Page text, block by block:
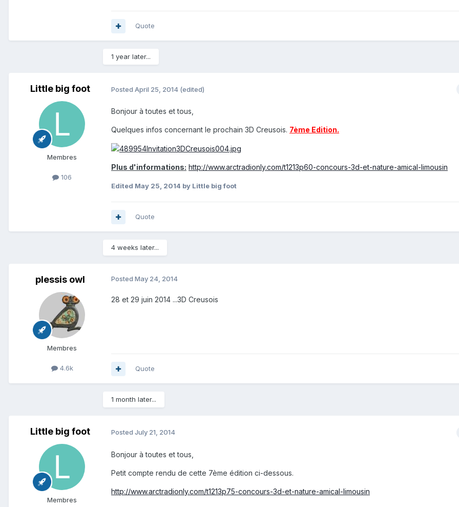
Quote
1 year later...
Little big foot
Membres
106
Posted April 25, 2014 (edited)
Bonjour à toutes et tous,
Quelques infos concernant le prochain 3D Creusois. 7ème Edition.
Plus d'informations: http://www.arctradionly.com/t1213p60-concours-3d-et-nature-amical-limousin
Edited May 25, 2014 by Little big foot
Quote
4 weeks later...
plessis owl
Membres
4.6k
Posted May 24, 2014
28 et 29 juin 2014 ...3D Creusois
Quote
1 month later...
Little big foot
Membres
Posted July 21, 2014
Bonjour à toutes et tous,
Petit compte rendu de cette 7ème édition ci-dessous.
http://www.arctradionly.com/t1213p75-concours-3d-et-nature-amical-limousin